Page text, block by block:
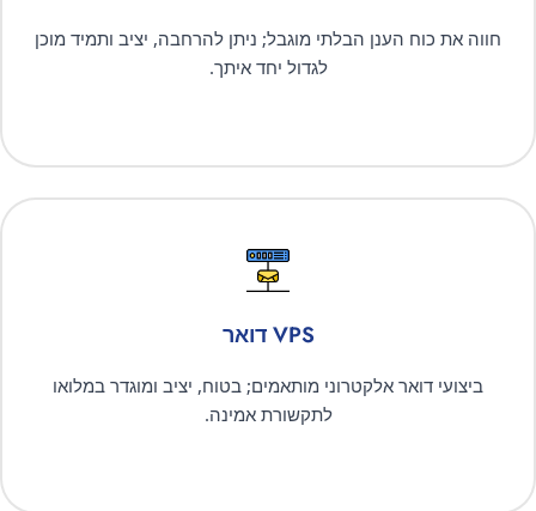
חווה את כוח הענן הבלתי מוגבל; ניתן להרחבה, יציב ותמיד מוכן
לגדול יחד איתך.
VPS דואר
ביצועי דואר אלקטרוני מותאמים; בטוח, יציב ומוגדר במלואו
לתקשורת אמינה.